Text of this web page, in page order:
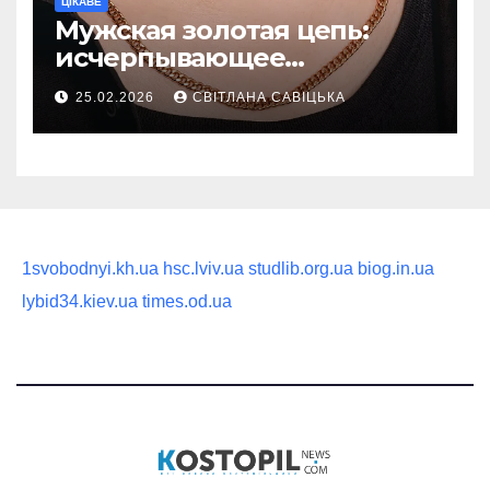
Мужская золотая цепь:
исчерпывающее
руководство по выбору
статусного украшения
25.02.2026 СВІТЛАНА САВІЦЬКА
1svobodnyi.kh.ua hsc.lviv.ua studlib.org.ua biog.in.ua
lybid34.kiev.ua times.od.ua